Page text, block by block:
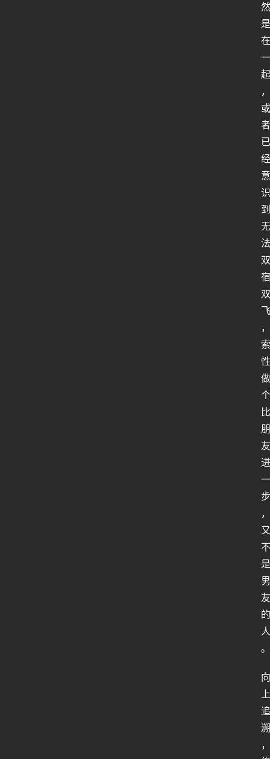
然
是
在
一
起
，
或
者
已
经
意
识
到
无
法
双
宿
双
飞
，
索
性
做
个
比
朋
友
进
一
步
，
又
不
是
男
友
的
人
。
向
上
追
溯
，